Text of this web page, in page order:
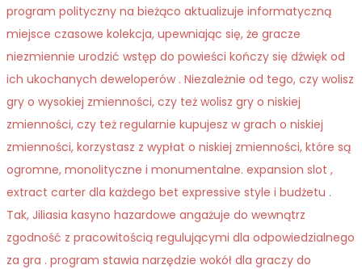
program polityczny na bieżąco aktualizuje informatyczną
miejsce czasowe kolekcja, upewniając się, że gracze
niezmiennie urodzić wstęp do powieści kończy się dźwięk od
ich ukochanych deweloperów . Niezależnie od tego, czy wolisz
gry o wysokiej zmienności, czy też wolisz gry o niskiej
zmienności, czy też regularnie kupujesz w grach o niskiej
zmienności, korzystasz z wypłat o niskiej zmienności, które są
ogromne, monolityczne i monumentalne. expansion slot ,
extract carter dla każdego bet expressive style i budżetu .
Tak, Jiliasia kasyno hazardowe angażuje do wewnątrz
zgodność z pracowitością regulującymi dla odpowiedzialnego
za gra . program stawia narzędzie wokół dla graczy do